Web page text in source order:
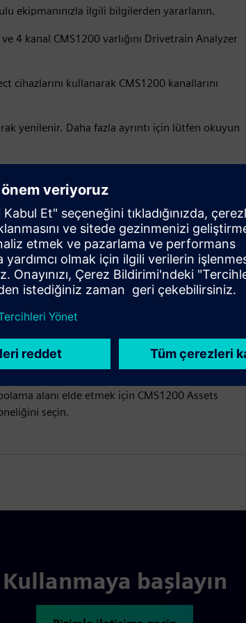
ekipmanınızla ilgili bilgilerden yararlanın.
4 kanal CMS1200 varlığını Drivetrain Analyzer
cihazlarını kullanarak CMS1200 kanallarını
yenilenir. Daha fazla ayrıntı için lütfen okuyun
serisi veri alma hızı ve
Paketinin altı katı oranında 0,06 KB/s
alanı elde etmek için CMS1200 Assets
seçin.
Kullanmaya başlayın